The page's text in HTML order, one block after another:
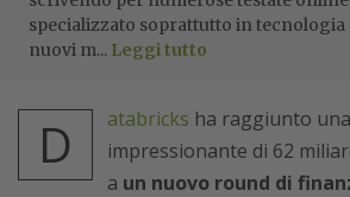
specializzato soprattutto in tecnologia
nuovi m... Leggi tutto
D atabricks ha raggiunto
impressionante di 62
a un nuovo round di